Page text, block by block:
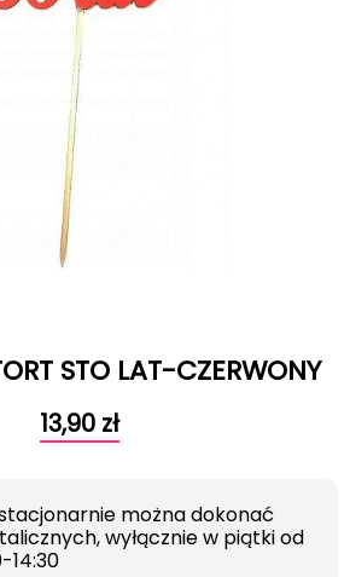
STO LAT-CZERWONY
13,90 zł
można dokonać
wyłącznie w piątki od
14:30